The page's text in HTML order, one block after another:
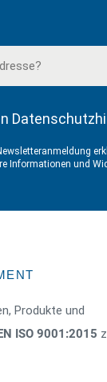
Informationen und
Produkte und
ISO 9001:2015